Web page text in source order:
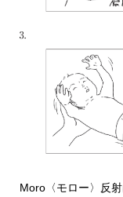
Moro〈モロー〉反射